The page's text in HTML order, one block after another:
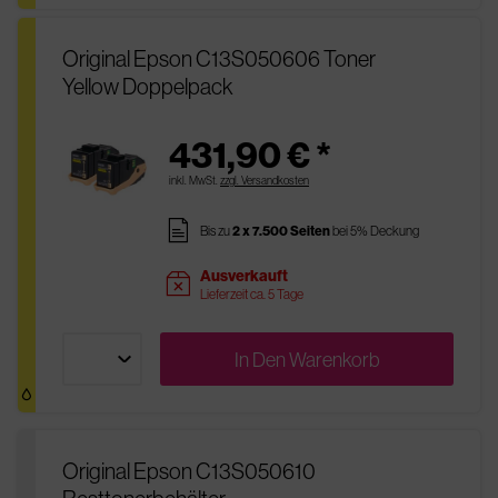
Original Epson C13S050606 Toner
Yellow Doppelpack
431,90 € *
inkl. MwSt. zzgl. Versandkosten
pages Bis zu2 x 7.500 Seitenbei 5% Deckung
sold Ausverkauft
Lieferzeit ca. 5 Tage
In DenWarenkorb
Original Epson C13S050610